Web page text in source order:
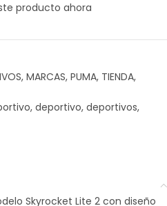
producto ahora
, MARCAS, PUMA, TIENDA,
, deportivo, deportivos,
Skyrocket Lite 2 con diseño